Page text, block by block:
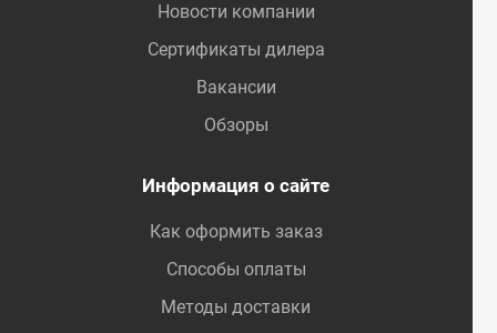
Новости компании
Сертификаты дилера
Вакансии
Обзоры
Информация о сайте
Как оформить заказ
Способы оплаты
Методы доставки